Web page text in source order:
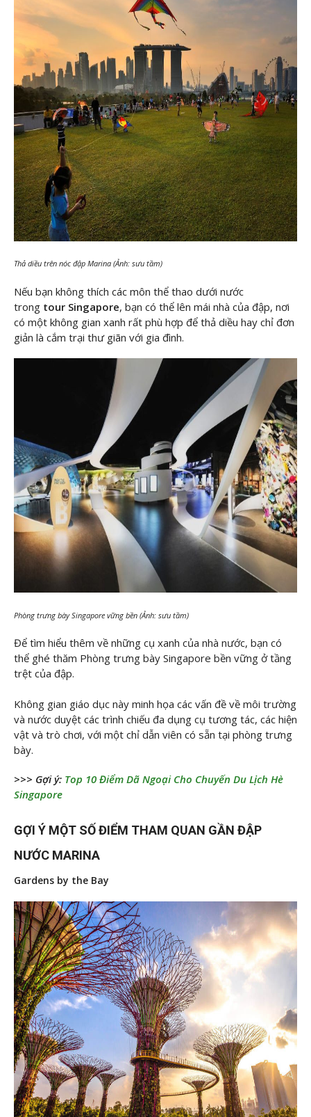
Thả diều trên nóc đập Marina (Ảnh: sưu tầm)
Nếu bạn không thích các môn thể thao dưới nước
trong tour Singapore, bạn có thể lên mái nhà của đập, nơi
có một không gian xanh rất phù hợp để thả diều hay chỉ đơn
giản là cắm trại thư giãn với gia đình.
Phòng trưng bày Singapore vững bền (Ảnh: sưu tầm)
Để tìm hiểu thêm về những cụ xanh của nhà nước, bạn có
thể ghé thăm Phòng trưng bày Singapore bền vững ở tầng
trệt của đập.
Không gian giáo dục này minh họa các vấn đề về môi trường
và nước duyệt các trình chiếu đa dụng cụ tương tác, các hiện
vật và trò chơi, với một chỉ dẫn viên có sẵn tại phòng trưng
bày.
>>> Gợi ý: Top 10 Điểm Dã Ngoại Cho Chuyến Du Lịch Hè
Singapore
GỢI Ý MỘT SỐ ĐIỂM THAM QUAN GẦN ĐẬP
NƯỚC MARINA
Gardens by the Bay